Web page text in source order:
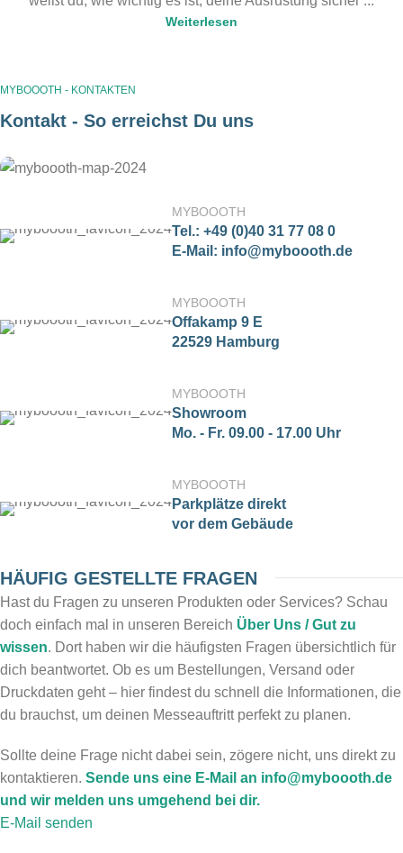
Weiterlesen
MYBOOOTH - KONTAKTEN
Kontakt - So erreichst Du uns
MYBOOOTH
Tel.: +49 (0)40 31 77 08 0
E-Mail: info@myboooth.de
MYBOOOTH
Offakamp 9 E
22529 Hamburg
MYBOOOTH
Showroom
Mo. - Fr. 09.00 - 17.00 Uhr
MYBOOOTH
Parkplätze direkt
vor dem Gebäude
HÄUFIG GESTELLTE FRAGEN
Hast du Fragen zu unseren Produkten oder Services? Schau
doch einfach mal in unseren Bereich Über Uns / Gut zu
wissen. Dort haben wir die häufigsten Fragen übersichtlich für
dich beantwortet. Ob es um Bestellungen, Versand oder
Druckdaten geht – hier findest du schnell die Informationen, die
du brauchst, um deinen Messeauftritt perfekt zu planen.
Sollte deine Frage nicht dabei sein, zögere nicht, uns direkt zu
kontaktieren. Sende uns eine E-Mail an info@myboooth.de
und wir melden uns umgehend bei dir.
E-Mail senden